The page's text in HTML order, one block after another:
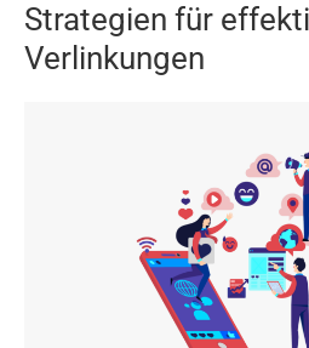
Strategien für
Verlinkungen